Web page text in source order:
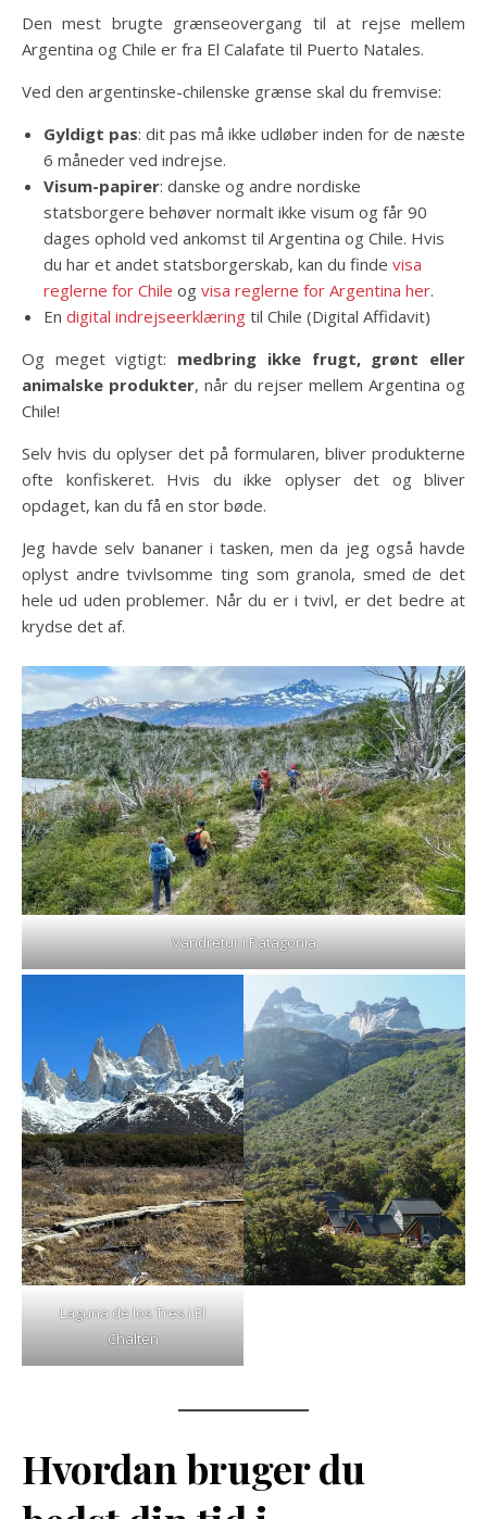
Den mest brugte grænseovergang til at rejse mellem
Argentina og Chile er fra El Calafate til Puerto Natales.
Ved den argentinske-chilenske grænse skal du fremvise:
Gyldigt pas: dit pas må ikke udløber inden for de næste
6 måneder ved indrejse.
Visum-papirer: danske og andre nordiske
statsborgere behøver normalt ikke visum og får 90
dages ophold ved ankomst til Argentina og Chile. Hvis
du har et andet statsborgerskab, kan du finde visa
reglerne for Chile og visa reglerne for Argentina her.
En digital indrejseerklæring til Chile (Digital Affidavit)
Og meget vigtigt: medbring ikke frugt, grønt eller
animalske produkter, når du rejser mellem Argentina og
Chile!
Selv hvis du oplyser det på formularen, bliver produkterne
ofte konfiskeret. Hvis du ikke oplyser det og bliver
opdaget, kan du få en stor bøde.
Jeg havde selv bananer i tasken, men da jeg også havde
oplyst andre tvivlsomme ting som granola, smed de det
hele ud uden problemer. Når du er i tvivl, er det bedre at
krydse det af.
Vandretur i Patagonia
Laguna de los Tres i El
Chaltén
Hvordan bruger du